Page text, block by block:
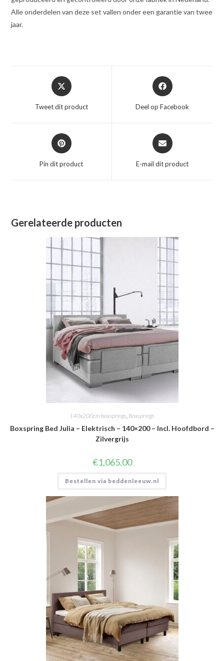
Alle onderdelen van deze set vallen onder een garantie van twee
jaar.
Opent
in
nieuw
Tweet dit product
Opent
in
nieuw
Deel op Facebook
Opent
in
nieuw
Pin dit product
Opent
in
nieuw
E-mail dit product
Gerelateerde producten
140x200cm boxsprings, Boxsprings
Boxspring Bed Julia – Elektrisch – 140×200 – Incl. Hoofdbord –
Zilvergrijs
€1,065.00
Bestellen via beddenleeuw.nl